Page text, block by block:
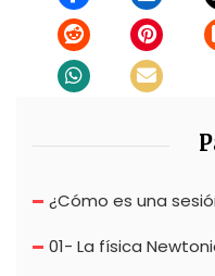
¿Cómo es una
01- La física